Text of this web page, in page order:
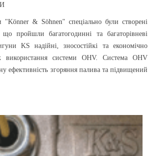
"Könner & Söhnen" спеціально були створені
пройшли багатогодинні та багаторівневі
KS надійні, зносостійкі та економічно
використання системи OHV. Система OHV
ефективність згоряння палива та підвищений